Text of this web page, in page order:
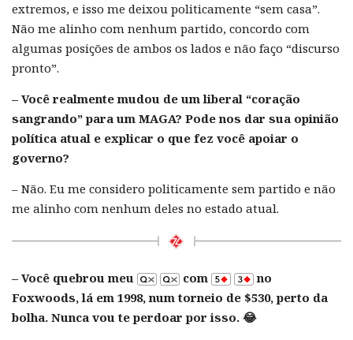
extremos, e isso me deixou politicamente “sem casa”.
Não me alinho com nenhum partido, concordo com
algumas posições de ambos os lados e não faço “discurso
pronto”.
– Você realmente mudou de um liberal “coração
sangrando” para um MAGA? Pode nos dar sua opinião
política atual e explicar o que fez você apoiar o
governo?
– Não. Eu me considero politicamente sem partido e não
me alinho com nenhum deles no estado atual.
– Você quebrou meu com
no
Foxwoods, lá em 1998, num torneio de $530, perto da
bolha. Nunca vou te perdoar por isso. 😂